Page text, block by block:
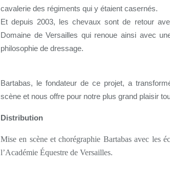
cavalerie des régiments qui y étaient casernés.
Et depuis 2003, les chevaux sont de retour
Domaine de Versailles qui renoue ainsi avec
philosophie de dressage.
Bartabas, le fondateur de ce projet, a
scène et nous offre pour notre plus grand plaisir
Distribution
Mise en scène et chorégraphie Bartabas avec les
l’Académie Équestre de Versailles.